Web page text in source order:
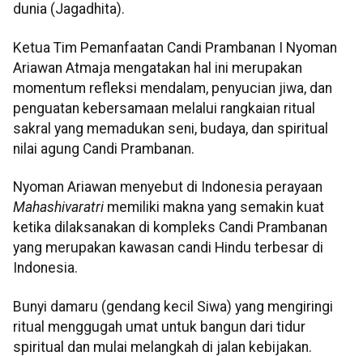
dunia (Jagadhita).
Ketua Tim Pemanfaatan Candi Prambanan I Nyoman
Ariawan Atmaja mengatakan hal ini merupakan
momentum refleksi mendalam, penyucian jiwa, dan
penguatan kebersamaan melalui rangkaian ritual
sakral yang memadukan seni, budaya, dan spiritual
nilai agung Candi Prambanan.
Nyoman Ariawan menyebut di Indonesia perayaan
Mahashivaratri memiliki makna yang semakin kuat
ketika dilaksanakan di kompleks Candi Prambanan
yang merupakan kawasan candi Hindu terbesar di
Indonesia.
Bunyi damaru (gendang kecil Siwa) yang mengiringi
ritual menggugah umat untuk bangun dari tidur
spiritual dan mulai melangkah di jalan kebijakan.